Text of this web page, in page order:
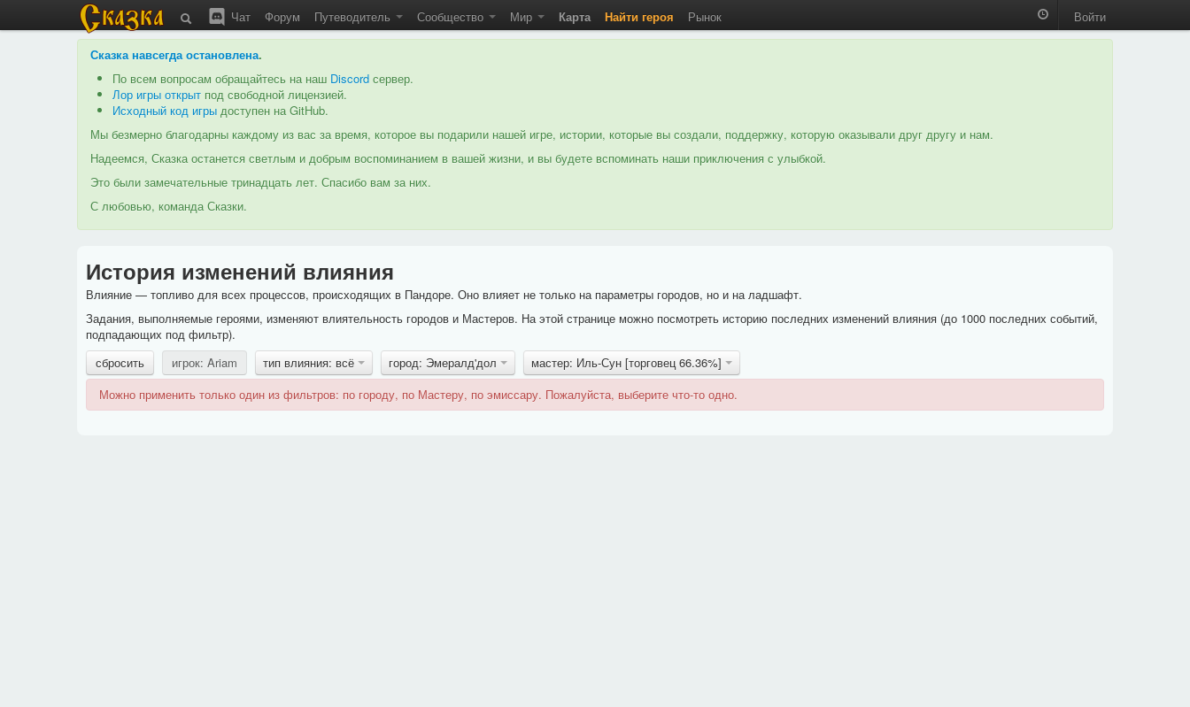
Чат Форум Путеводитель Сообщество Мир Карта Найти героя Рынок Войти
Сказка навсегда остановлена.
По всем вопросам обращайтесь на наш Discord сервер.
Лор игры открыт под свободной лицензией.
Исходный код игры доступен на GitHub.
Мы безмерно благодарны каждому из вас за время, которое вы подарили нашей игре, истории, которые вы создали, поддержку, которую оказывали друг другу и нам.
Надеемся, Сказка останется светлым и добрым воспоминанием в вашей жизни, и вы будете вспоминать наши приключения с улыбкой.
Это были замечательные тринадцать лет. Спасибо вам за них.
С любовью, команда Сказки.
История изменений влияния
Влияние — топливо для всех процессов, происходящих в Пандоре. Оно влияет не только на параметры городов, но и на ладшафт.
Задания, выполняемые героями, изменяют влиятельность городов и Мастеров. На этой странице можно посмотреть историю последних изменений влияния (до 1000 последних событий,
подпадающих под фильтр).
сбросить
игрок: Ariam тип влияния: всё город: Эмералд'дол
мастер: Иль-Сун [торговец 66.36%]
Можно применить только один из фильтров: по городу, по Мастеру, по эмиссару. Пожалуйста, выберите что-то одно.